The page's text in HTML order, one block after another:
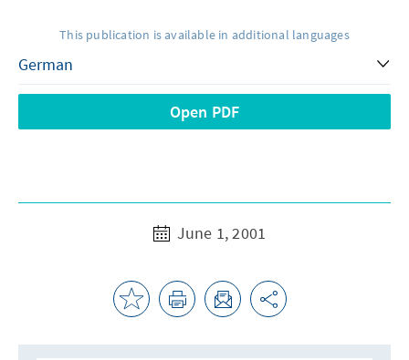
This publication is available in additional languages
Open PDF
June 1, 2001